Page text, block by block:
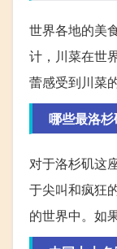
世界各地的美
计，川菜在世
蕾感受到川菜
哪些最洛
对于洛杉矶这
于尖叫和疯狂
的世界中。如